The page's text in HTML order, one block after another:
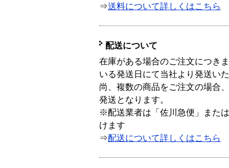
⇒送料について詳しくはこちら
配送について
在庫がある場合のご注文につき
いる発送日にて当社より発送い
尚、複数の商品をご注文の場合
発送となります。
※配送業者は「佐川急便」また
けます
⇒配送について詳しくはこちら